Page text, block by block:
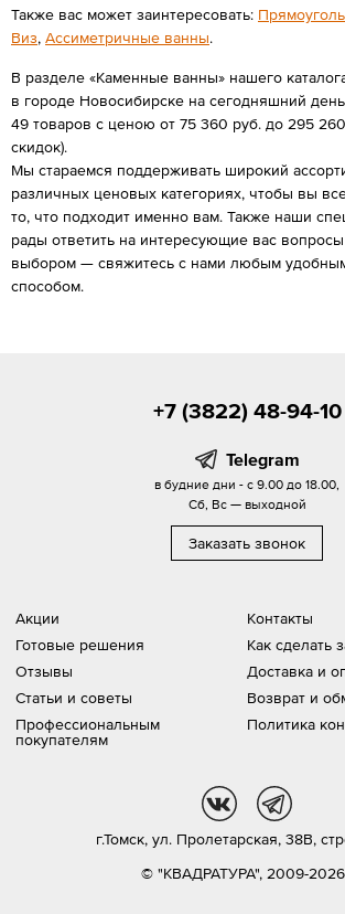
Также вас может заинтересовать:
Виз, Ассиметричные ванны.
В разделе «Каменные ванны» нашего
в городе Новосибирске на сегодняшний
49 товаров с ценою от 75 360 руб. до 295
скидок).
Мы стараемся поддерживать широкий
различных ценовых категориях, чтобы вы
то, что подходит именно вам. Также наши
рады ответить на интересующие вас
выбором — свяжитесь с нами любым
способом.
Акции
Готовые решения
Отзывы
Статьи и советы
Профессиональным
покупателям
Контакты
Как сделать
Доставка и
Возврат и
Политика
+7 (3822) 48-94-10
Telegram
в будние дни - с 9.00 до 18.00,
Сб, Вс — выходной
Заказать звонок
© "КВАДРАТУРА", 2009-
г.Томск, ул. Пролетарская, 38В,
vk tg